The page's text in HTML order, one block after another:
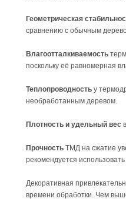
Геометрическая
сравнению с обычным
Влагоотталкиваемость
поскольку её равномерная
Теплопроводность у
необработанным деревом.
Плотность и удельный вес
Прочность ТМД на сжатие
рекомендуется
Декоративная
времени обработки. Чем